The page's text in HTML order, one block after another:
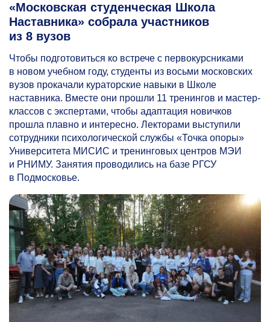
«Московская студенческая Школа
Наставника» собрала участников
из 8 вузов
Чтобы подготовиться ко встрече с первокурсниками
в новом учебном году, студенты из восьми московских
вузов прокачали кураторские навыки в Школе
наставника. Вместе они прошли 11 тренингов и мастер-
классов с экспертами, чтобы адаптация новичков
прошла плавно и интересно. Лекторами выступили
сотрудники психологической службы «Точка опоры»
Университета МИСИС и тренинговых центров МЭИ
и РНИМУ. Занятия проводились на базе РГСУ
в Подмосковье.